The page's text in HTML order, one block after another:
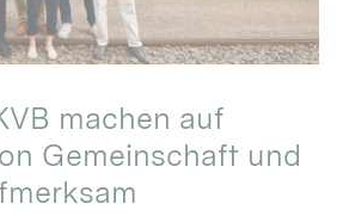
machen auf
Gemeinschaft und